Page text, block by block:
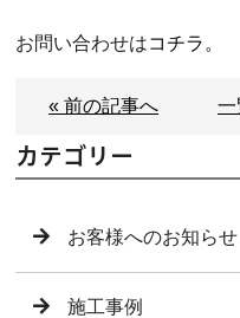
お問い合わせはコチラ。
« 前の記事へ 一
カテゴリー
お客様へのお知らせ
施工事例